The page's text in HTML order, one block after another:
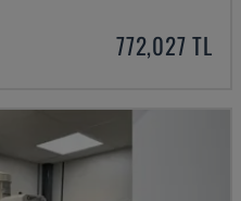
772,027 TL